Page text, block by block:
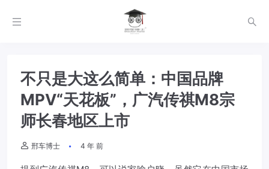
不只是大这么简单：中国品牌
MPV“天花板”，广汽传祺M8宗
师长春地区上市
邢车博士 4 年 前